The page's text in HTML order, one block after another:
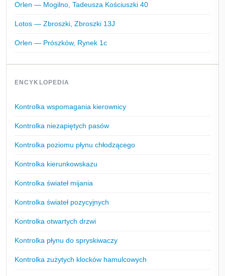
Orlen — Mogilno, Tadeusza Kościuszki 40
Lotos — Zbroszki, Zbroszki 13J
Orlen — Prószków, Rynek 1c
ENCYKLOPEDIA
Kontrolka wspomagania kierownicy
Kontrolka niezapiętych pasów
Kontrolka poziomu płynu chłodzącego
Kontrolka kierunkowskazu
Kontrolka świateł mijania
Kontrolka świateł pozycyjnych
Kontrolka otwartych drzwi
Kontrolka płynu do spryskiwaczy
Kontrolka zużytych klocków hamulcowych